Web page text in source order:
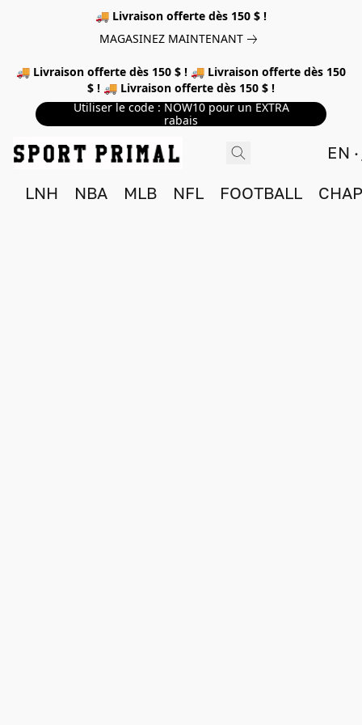
🚚 Livraison offerte dès 150 $ !
MAGASINEZ MAINTENANT
🚚 Livraison offerte dès 150 $ ! 🚚 Livraison offerte dès 150
$ ! 🚚 Livraison offerte dès 150 $ !
Utiliser le code : NOW10 pour un EXTRA
rabais
EN
LNH NBA MLB NFL FOOTBALL